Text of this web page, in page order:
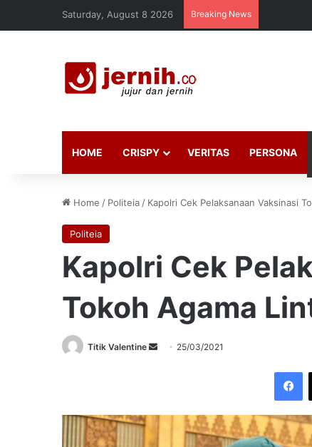
Saturday, August 8 2026 Breaking News
HOME CRISPY VERITAS PERSONA
Home / Politeia / Kapolri Cek Pelaksanaan Vaksinasi
Politeia
Kapolri Cek
Tokoh Agama
Titik Valentine
Send 25/03/2021